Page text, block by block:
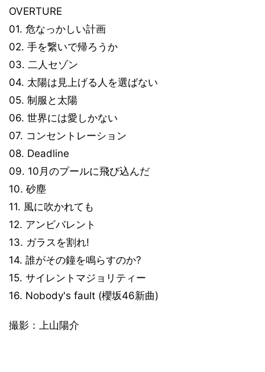
OVERTURE
01. 危なっかしい計画
02. 手を繋いで帰ろうか
03. 二人セゾン
04. 太陽は見上げる人を選ばない
05. 制服と太陽
06. 世界には愛しかない
07. コンセントレーション
08. Deadline
09. 10月のプールに飛び込んだ
10. 砂塵
11. 風に吹かれても
12. アンビバレント
13. ガラスを割れ!
14. 誰がその鐘を鳴らすのか?
15. サイレントマジョリティー
16. Nobody's fault (櫻坂46新曲)
撮影：上山陽介